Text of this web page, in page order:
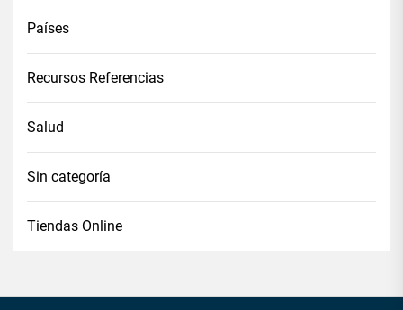
Países
Recursos Referencias
Salud
Sin categoría
Tiendas Online